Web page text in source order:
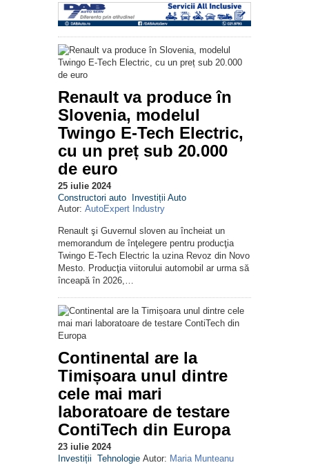
Renault va produce în
Slovenia, modelul
Twingo E-Tech Electric,
cu un preț sub 20.000
de euro
25 iulie 2024
Constructori auto
Investiții Auto
Autor: AutoExpert Industry
Renault şi Guvernul sloven au încheiat un
memorandum de înţelegere pentru producţia
Twingo E-Tech Electric la uzina Revoz din Novo
Mesto. Producţia viitorului automobil ar urma să
înceapă în 2026,…
Continental are la
Timișoara unul dintre
cele mai mari
laboratoare de testare
ContiTech din Europa
23 iulie 2024
Investiții Tehnologie Autor: Maria Munteanu